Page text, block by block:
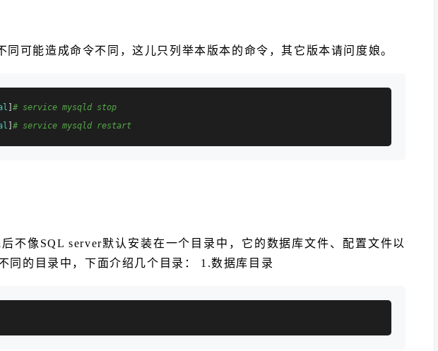
同可能造成命令不同，这儿只列举本版本的命令，其它版本请问度娘。
# service mysqld stop
# service mysqld restart
不像SQL server默认安装在一个目录中，它的数据库文件、配置文件以
同的目录中，下面介绍几个目录： 1.数据库目录